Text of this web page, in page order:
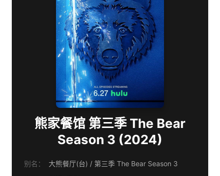
熊家餐馆 第三季 The Bear
Season 3 (2024)
别名：
大熊餐厅(台) / 第三季 The Bear Season 3